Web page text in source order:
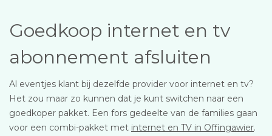
Goedkoop internet en tv
abonnement afsluiten
Al eventjes klant bij dezelfde provider voor internet en tv?
Het zou maar zo kunnen dat je kunt switchen naar een
goedkoper pakket. Een fors gedeelte van de families gaan
voor een combi-pakket met internet en TV in Offingawier.